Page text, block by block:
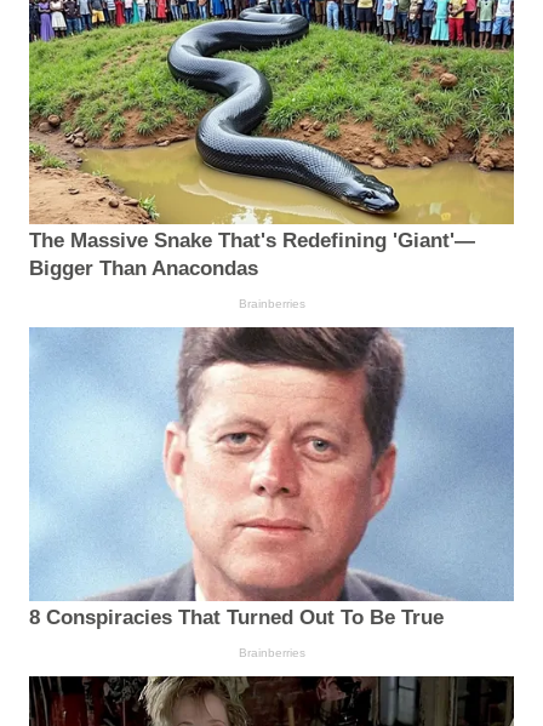
The Massive Snake That's Redefining 'Giant'—
Bigger Than Anacondas
Brainberries
8 Conspiracies That Turned Out To Be True
Brainberries